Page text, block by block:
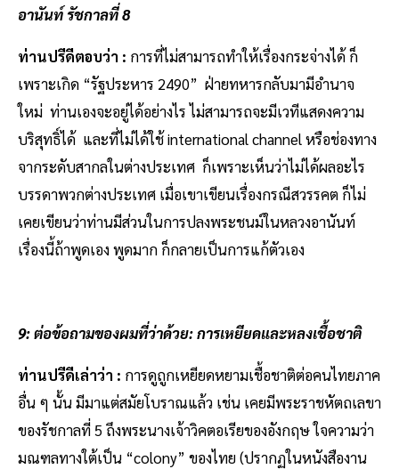
อานันท์ รัชกาลที่ 8
ท่านปรีดีตอบว่า : การที่ไม่สามารถทำให้เรื่องกระจ่างได้ ก็
เพราะเกิด “รัฐประหาร 2490” ฝ่ายทหารกลับมามีอำนาจ
ใหม่ ท่านเองจะอยู่ได้อย่างไร ไม่สามารถจะมีเวทีแสดงความ
บริสุทธิ์ได้ และที่ไม่ได้ใช้ international channel หรือช่องทาง
จากระดับสากลในต่างประเทศ ก็เพราะเห็นว่าไม่ได้ผลอะไร
บรรดาพวกต่างประเทศ เมื่อเขาเขียนเรื่องกรณีสวรรคต ก็ไม่
เคยเขียนว่าท่านมีส่วนในการปลงพระชนม์ในหลวงอานันท์
เรื่องนี้ถ้าพูดเอง พูดมาก ก็กลายเป็นการแก้ตัวเอง
9: ต่อข้อถามของผมที่ว่าด้วย: การเหยียดและหลงเชื้อชาติ
ท่านปรีดีเล่าว่า : การดูถูกเหยียดหยามเชื้อชาติต่อคนไทยภาค
อื่น ๆ นั้น มีมาแต่สมัยโบราณแล้ว เช่น เคยมีพระราชหัตถเลขา
ของรัชกาลที่ 5 ถึงพระนางเจ้าวิคตอเรียของอังกฤษ ใจความว่า
มณฑลทางใต้เป็น “colony” ของไทย (ปรากฏในหนังสืองาน